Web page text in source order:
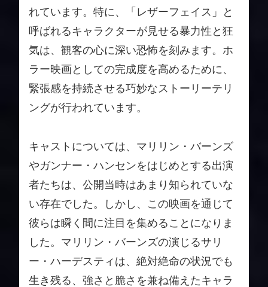
れています。特に、「レザーフェイス」と
呼ばれるキャラクターが見せる暴力性と狂
気は、観客の心に深い恐怖を刻みます。ホ
ラー映画としての完成度を高めるために、
緊張感を持続させる巧妙なストーリーテリ
ングが行われています。
キャストについては、マリリン・バーンズ
やガンナー・ハンセンをはじめとする出演
者たちは、公開当時はあまり知られていな
い存在でした。しかし、この映画を通じて
彼らは瞬く間に注目を集めることになりま
した。マリリン・バーンズの演じるサリ
ー・ハーデスティは、絶対絶命の状況でも
生き残る、強さと脆さを兼ね備えたキャラ